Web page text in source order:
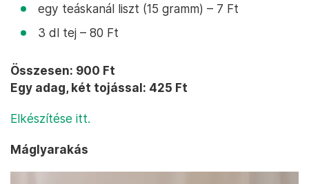
egy teáskanál liszt (15 gramm) – 7 Ft
3 dl tej – 80 Ft
Összesen: 900 Ft
Egy adag, két tojással: 425 Ft
Elkészítése itt.
Máglyarakás